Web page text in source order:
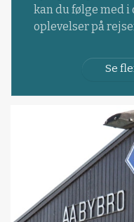
kan du følge med
oplevelser på
Se